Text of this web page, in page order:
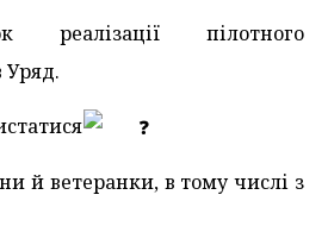
реалізації пілотного
Уряд.
й ветеранки, в тому числі з